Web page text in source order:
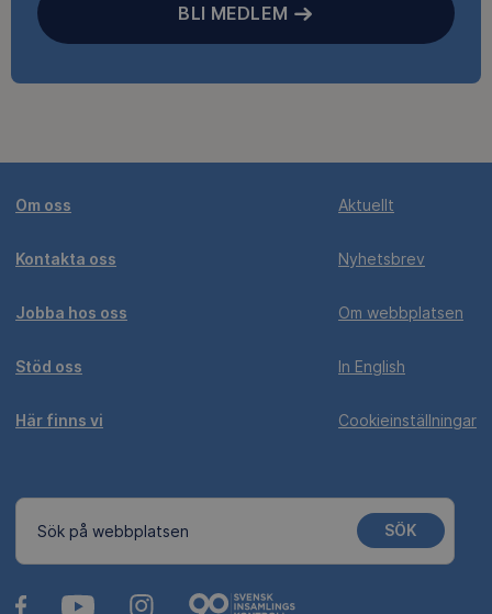
BLI MEDLEM
Om oss
Kontakta oss
Jobba hos oss
Stöd oss
Här finns vi
Aktuellt
Nyhetsbrev
Om webbplatsen
In English
Cookieinställningar
Sök på webbplatsen SÖK